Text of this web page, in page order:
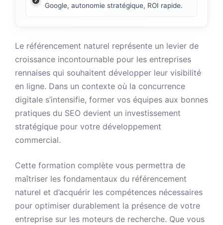
Google, autonomie stratégique, ROI rapide.
Le référencement naturel représente un levier de
croissance incontournable pour les entreprises
rennaises qui souhaitent développer leur visibilité
en ligne. Dans un contexte où la concurrence
digitale s’intensifie, former vos équipes aux bonnes
pratiques du SEO devient un investissement
stratégique pour votre développement
commercial.
Cette formation complète vous permettra de
maîtriser les fondamentaux du référencement
naturel et d’acquérir les compétences nécessaires
pour optimiser durablement la présence de votre
entreprise sur les moteurs de recherche. Que vous